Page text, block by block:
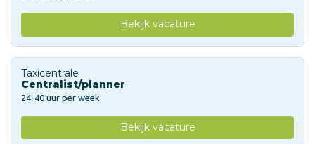
Bekijk vacature
Taxicentrale
Centralist/planner
24-40 uur per week
Bekijk vacature